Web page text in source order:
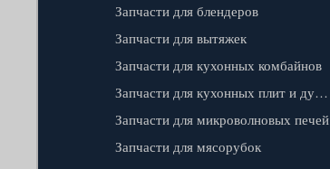
Запчасти для блендеров
Запчасти для вытяжек
Запчасти для кухонных комбайнов
Запчасти для кухонных плит и духовок
Запчасти для микроволновых печей
Запчасти для мясорубок